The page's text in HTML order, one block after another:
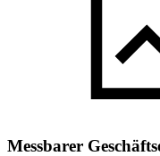
Messbarer